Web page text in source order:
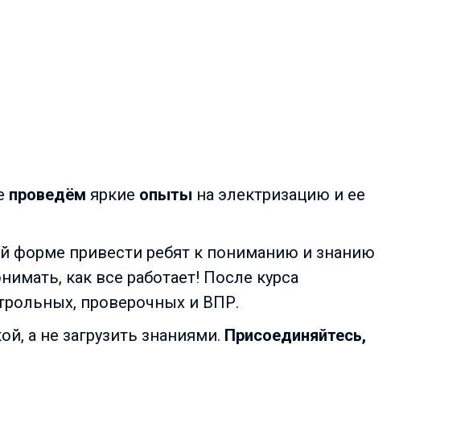
проведём яркие опыты на электризацию и ее
форме привести ребят к пониманию и знанию
как все работает! После курса
проверочных и ВПР.
а не загрузить знаниями. Присоединяйтесь,